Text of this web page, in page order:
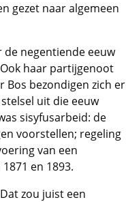
gezet naar algemeen
negentiende eeuw
haar partijgenoot
Bos bezondigen zich er
uit die eeuw
sisyfusarbeid: de
voorstellen; regeling
van een
en 1893.
zou juist een